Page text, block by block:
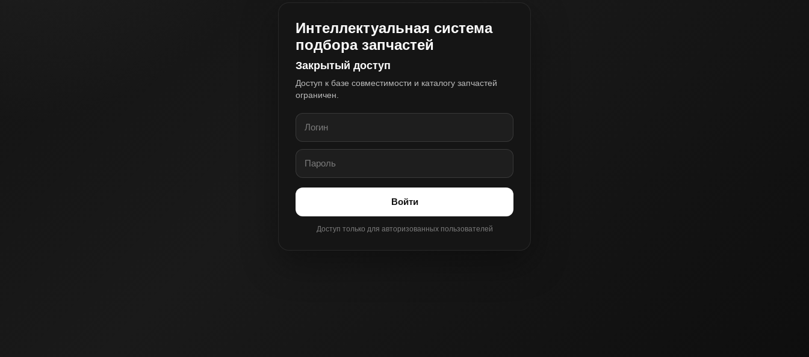
Интеллектуальная система
подбора запчастей
Закрытый доступ
Доступ к базе совместимости и каталогу запчастей
ограничен.
Войти
Доступ только для авторизованных пользователей